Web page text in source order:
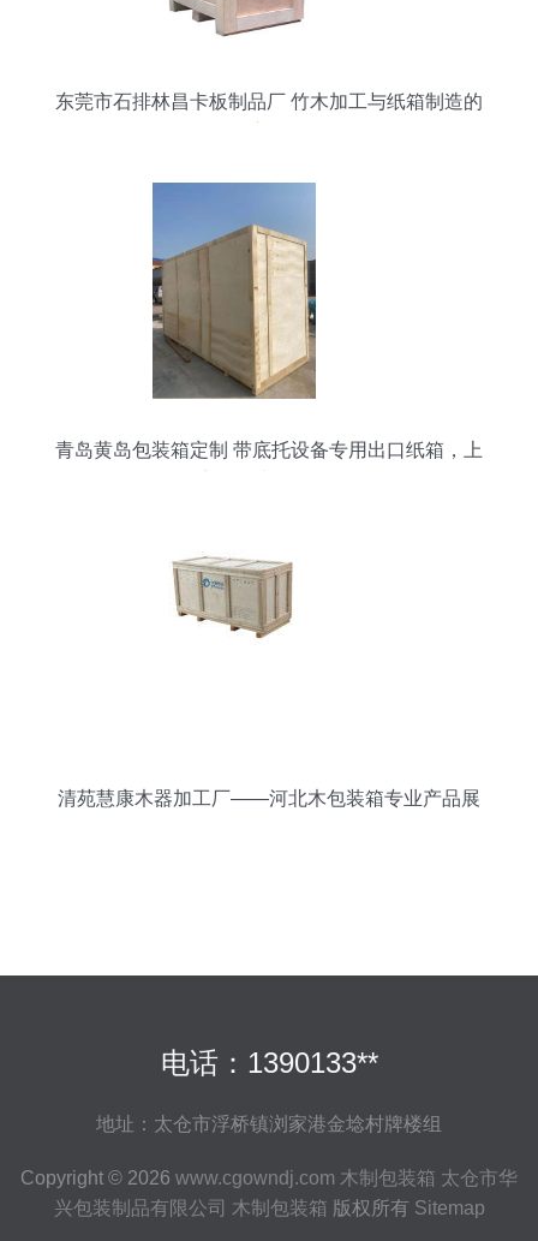
东莞市石排林昌卡板制品厂 竹木加工与纸箱制造的
青岛黄岛包装箱定制 带底托设备专用出口纸箱，上
清苑慧康木器加工厂——河北木包装箱专业产品展
电话：1390133**
地址：太仓市浮桥镇浏家港金埝村牌楼组
Copyright © 2026 www.cgowndj.com 木制包装箱 太仓市华
兴包装制品有限公司 木制包装箱 版权所有 Sitemap